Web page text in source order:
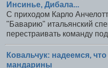
Инсинье, Дибала...
С приходом Карло
"Баварию" итальянский
перестраивать команду
Ковальчук: надеемся,
мандарины